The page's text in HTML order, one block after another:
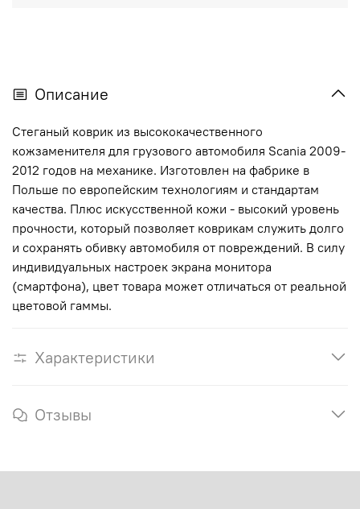
Описание
Стеганый коврик из высококачественного
кожзаменителя для грузового автомобиля Scania 2009-
2012 годов на механике. Изготовлен на фабрике в
Польше по европейским технологиям и стандартам
качества. Плюс искусственной кожи - высокий уровень
прочности, который позволяет коврикам служить долго
и сохранять обивку автомобиля от повреждений. В силу
индивидуальных настроек экрана монитора
(смартфона), цвет товара может отличаться от реальной
цветовой гаммы.
Характеристики
Отзывы